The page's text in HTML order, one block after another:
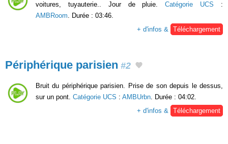
voitures, tuyauterie.. Jour de pluie.Catégorie UCS :
AMBRoom. Durée : 03:46.
+ d'infos & Téléchargement
Périphérique parisien #2
Bruit du périphérique parisien. Prise de son depuis le dessus,
sur un pont. Catégorie UCS : AMBUrbn. Durée : 04:02.
+ d'infos & Téléchargement